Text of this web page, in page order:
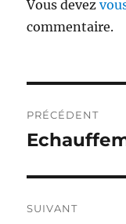
Vous devez
commentaire.
de
PRÉCÉDENT
Publication
SUIVANT